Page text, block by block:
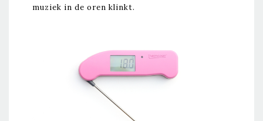
muziek in de oren klinkt.